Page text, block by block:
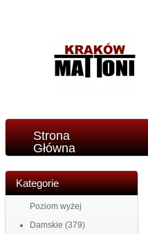
Strona
Główna
Kategorie
Poziom wyżej
Damskie (379)